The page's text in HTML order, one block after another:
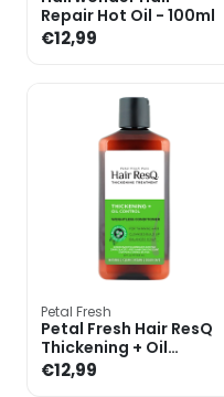
Repair Hot Oil - 100ml
€12,99
Petal Fresh
Petal Fresh Hair ResQ
Thickening + Oil
Control Biotin
Conditioner - 355ml
€12,99